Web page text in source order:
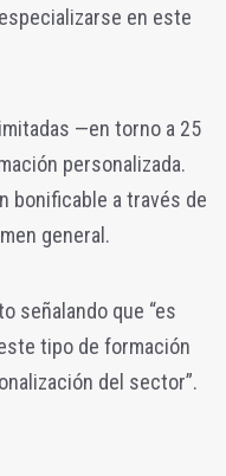
en este
—en torno a 25
personalizada.
bonificable a través de
general.
señalando que “es
tipo de formación
del sector”.